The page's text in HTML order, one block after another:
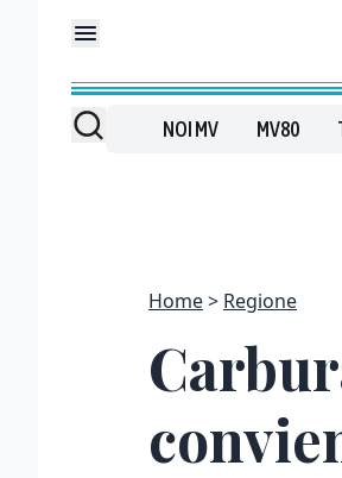
NOI MV MV80
Home Regione